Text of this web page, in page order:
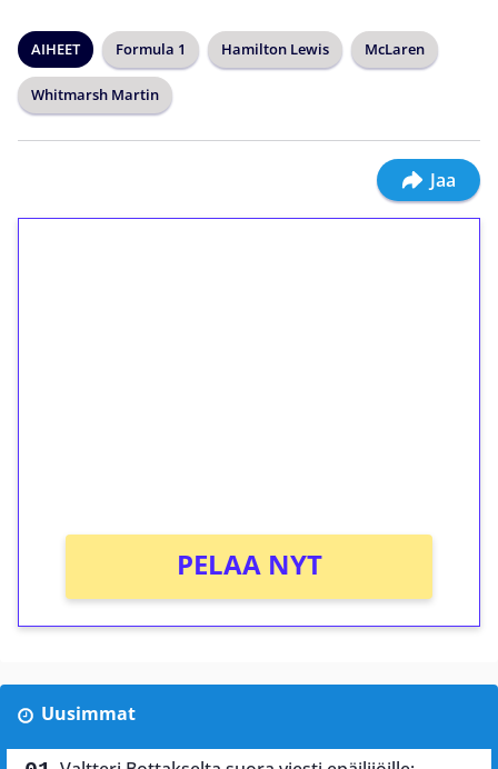
AIHEET Formula 1 Hamilton Lewis McLaren
Whitmarsh Martin
Jaa
PELAA NYT
Uusimmat